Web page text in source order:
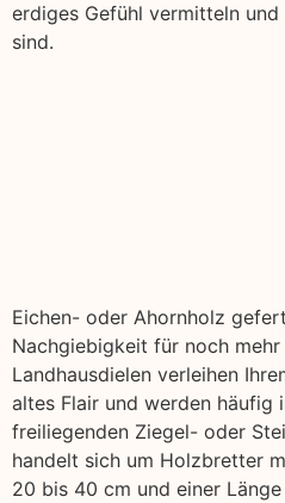
erdiges Gefühl vermitteln
sind.
Eichen- oder Ahornholz
Nachgiebigkeit für noch
Landhausdielen verleihen
altes Flair und werden häufig
freiliegenden Ziegel- oder
handelt sich um Holzbretter
20 bis 40 cm und einer